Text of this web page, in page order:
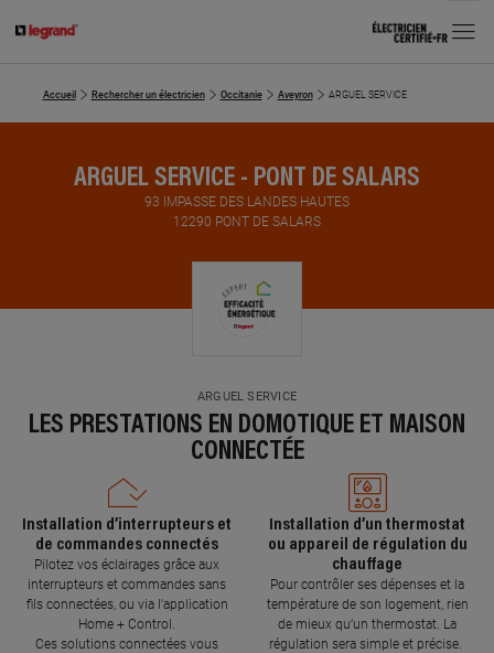
MENU
Accueil Rechercher un électricien Occitanie Aveyron ARGUEL SERVICE
ARGUEL SERVICE - PONT DE SALARS
93 IMPASSE DES LANDES HAUTES
12290 PONT DE SALARS
ARGUEL SERVICE
LES PRESTATIONS EN DOMOTIQUE ET MAISON
CONNECTÉE
Installation d’interrupteurs et
de commandes connectés
Pilotez vos éclairages grâce aux
interrupteurs et commandes sans
fils connectées, ou via l'application
Home + Control.
Ces solutions connectées vous
Installation d’un thermostat
ou appareil de régulation du
chauffage
Pour contrôler ses dépenses et la
température de son logement, rien
de mieux qu’un thermostat. La
régulation sera simple et précise.